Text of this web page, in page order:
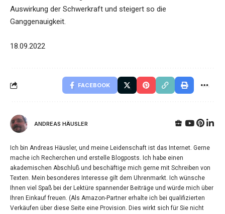
Auswirkung der Schwerkraft und steigert so die
Ganggenauigkeit.
18.09.2022
FACEBOOK
ANDREAS HÄUSLER
Ich bin Andreas Häusler, und meine Leidenschaft ist das Internet. Gerne
mache ich Recherchen und erstelle Blogposts. Ich habe einen
akademischen Abschluß und beschäftige mich gerne mit Schreiben von
Texten. Mein besonderes Interesse gilt dem Uhrenmarkt. Ich wünsche
Ihnen viel Spaß bei der Lektüre spannender Beiträge und würde mich über
Ihren Einkauf freuen. (Als Amazon-Partner erhalte ich bei qualifizierten
Verkäufen über diese Seite eine Provision. Dies wirkt sich für Sie nicht